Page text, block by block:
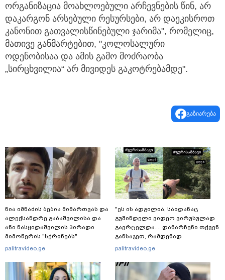
ორგანიზაცია მოახლოებული არჩევნების წინ, არ
დაკარგონ არსებული რესურსები, არ დაეკისროთ
კანონით გათვალისწინებული ჯარიმა", რომელიც,
მათივე განმარტებით, "კოლოსალური
ოდენობისაა და ამის გამო მოძრაობა
„სირცხვილია“ არ მივიდეს გაკოტრებამდე".
გაზიარება
ნია იმნაძის ბებია მიმართვას და
ალექსანდრე გაბაშვილისა და
ანი ნასყიდაშვილის პირადი
მიმოწერის "სქრინებს"
ავრცელებს
palitravideo.ge
"ეს ის ადგილია, საიდანაც
გუშინდელი ვიდეო ვირუსულად
გავრცელდა.... დანარჩენი თქვენ
განსაჯეთ, რამდენად
შესაძლებელია აქ ადამიანის
აქვეყნებს კობა ახალაძე
მლეთიდან, სადაც 12 წლის წინ
palitravideo.ge